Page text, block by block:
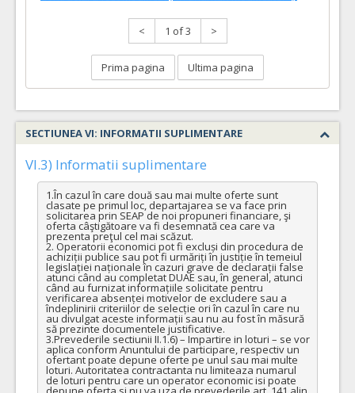
< 1 of 3 >
Prima pagina Ultima pagina
SECTIUNEA VI: INFORMATII SUPLIMENTARE
VI.3) Informatii suplimentare
1.În cazul în care două sau mai multe oferte sunt
clasate pe primul loc, departajarea se va face prin
solicitarea prin SEAP de noi propuneri financiare, şi
oferta câştigătoare va fi desemnată cea care va
prezenta preţul cel mai scăzut.
2. Operatorii economici pot fi excluși din procedura de
achiziții publice sau pot fi urmăriți în justiție în temeiul
legislației naționale în cazuri grave de declarații false
atunci când au completat DUAE sau, în general, atunci
când au furnizat informațiile solicitate pentru
verificarea absenței motivelor de excludere sau a
îndeplinirii criteriilor de selecție ori în cazul în care nu
au divulgat aceste informații sau nu au fost în măsură
să prezinte documentele justificative.
3.Prevederile sectiunii II.1.6) – Impartire in loturi – se vor
aplica conform Anuntului de participare, respectiv un
ofertant poate depune oferte pe unul sau mai multe
loturi. Autoritatea contractanta nu limiteaza numarul
de loturi pentru care un operator economic isi poate